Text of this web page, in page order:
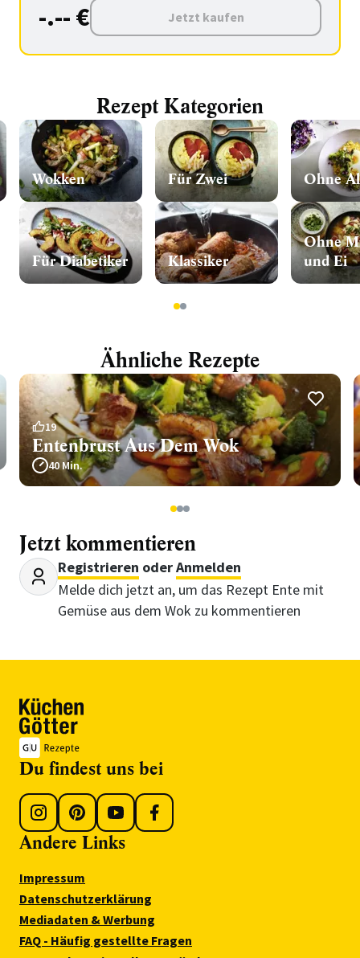
-.-- € Jetzt kaufen
Rezept Kategorien
Wokken
Für Diabetiker
Für Zwei
Klassiker
Ohne
Ohne
und Ei
12
Ähnliche Rezepte
19
Entenbrust Aus Dem Wok
40 Min.
123
Jetzt kommentieren
Registrieren oderAnmelden
Melde dich jetzt an, um das Rezept Ente mit
Gemüse aus dem Wok zu kommentieren
Du findest uns bei
Andere Links
Impressum
Datenschutzerklärung
Mediadaten & Werbung
FAQ - Häufig gestellte Fragen